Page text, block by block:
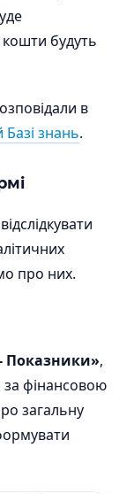
будуть
в
Базі знань.
про них.
Показники»,
за фінансовою
загальну